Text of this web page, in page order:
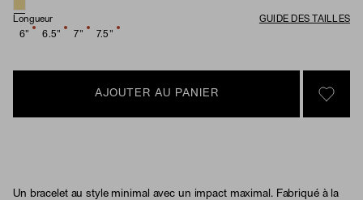
Longueur
GUIDE DES TAILLES
6"
6.5" 7" 7.5"
AJOUTER AU PANIER
SIGN
Un bracelet au style minimal avec un impact maximal. Fabriqué à la